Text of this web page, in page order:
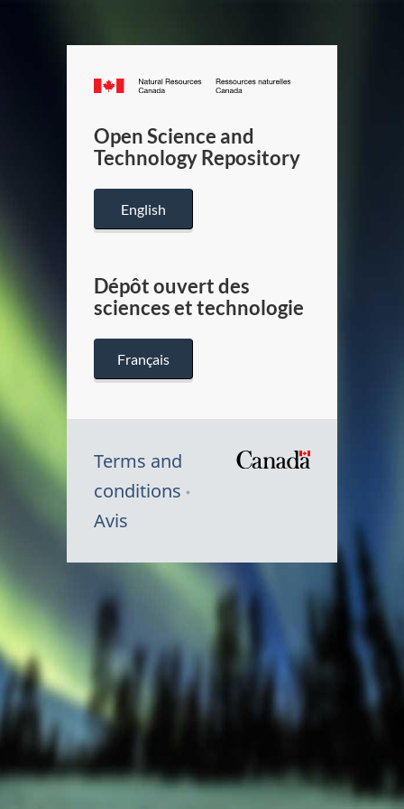
Canada.ca
/
Canada
Open Science and
Technology Repository
English
Dépôt ouvert des
sciences et technologie
Français
Terms and
conditions
Avis
Canada